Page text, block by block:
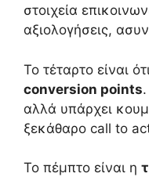
στοιχεία
αξιολογήσεις,
Το τέταρτο είναι
conversion points
αλλά υπάρχει
ξεκάθαρο call to
Το πέμπτο είναι η